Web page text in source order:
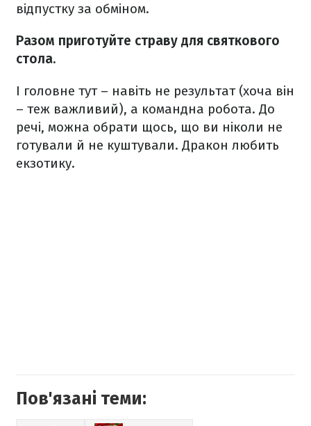
відпустку за обміном.
Разом приготуйте страву для святкового
стола.
І головне тут – навіть не результат (хоча він
– теж важливий), а командна робота. До
речі, можна обрати щось, що ви ніколи не
готували й не куштували. Дракон любить
екзотику.
Пов'язані теми: